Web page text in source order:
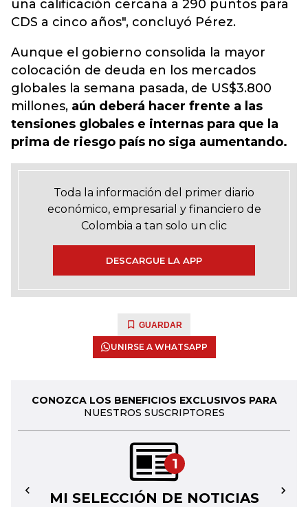
una calificación cercana a 290 puntos para
CDS a cinco años", concluyó Pérez.
Aunque el gobierno consolida la mayor
colocación de deuda en los mercados
globales la semana pasada, de US$3.800
millones, aún deberá hacer frente a las
tensiones globales e internas para que la
prima de riesgo país no siga aumentando.
Toda la información del primer diario
económico, empresarial y financiero de
Colombia a tan solo un clic
DESCARGUE LA APP
GUARDAR
UNIRSE A WHATSAPP
CONOZCA LOS BENEFICIOS EXCLUSIVOS PARA
NUESTROS SUSCRIPTORES
1
MI SELECCIÓN DE NOTICIAS
← →